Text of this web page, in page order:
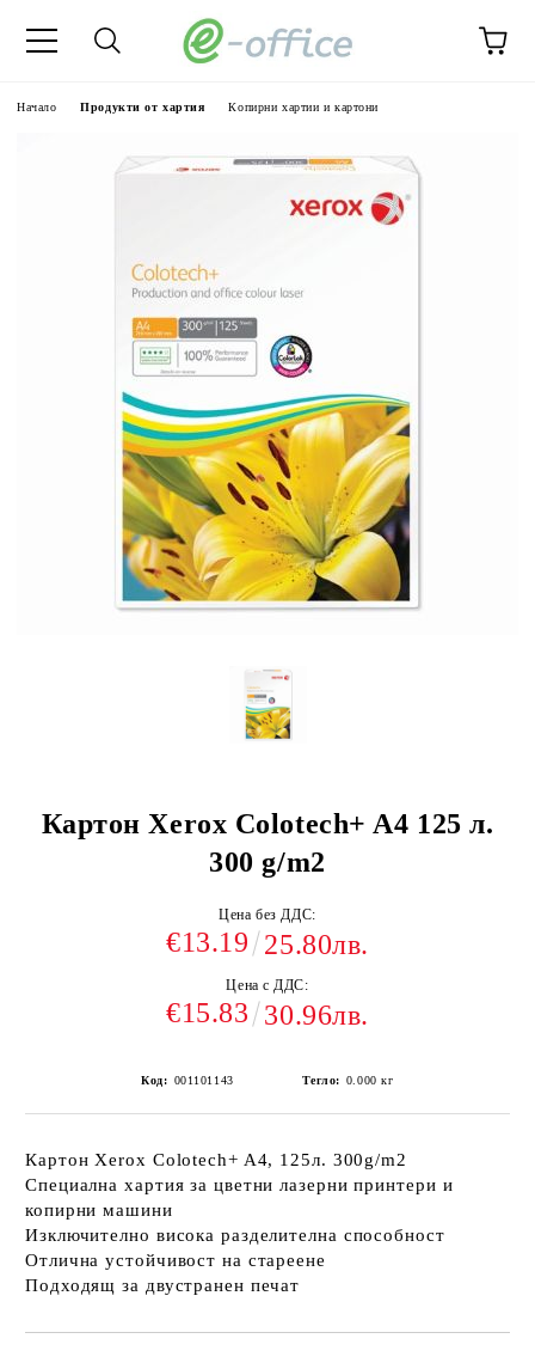
Начало Продукти от хартия Копирни хартии и картони
Картон Xerox Colotech+ A4 125 л.
300 g/m2
Цена без ДДС:
€13.19 25.80лв.
Цена с ДДС:
€15.83 30.96лв.
Код: 001101143 Тегло: 0.000 кг
Картон Xerox Colotech+ A4, 125л. 300g/m2
Специална хартия за цветни лазерни принтери и
копирни машини
Изключително висока разделителна способност
Отлична устойчивост на стареене
Подходящ за двустранен печат